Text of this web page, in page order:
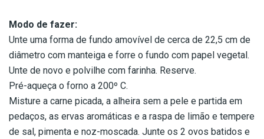
Modo de fazer:
Unte uma forma de fundo amovível de cerca de 22,5 cm de
diâmetro com manteiga e forre o fundo com papel vegetal.
Unte de novo e polvilhe com farinha. Reserve.
Pré-aqueça o forno a 200º C.
Misture a carne picada, a alheira sem a pele e partida em
pedaços, as ervas aromáticas e a raspa de limão e tempere
de sal, pimenta e noz-moscada. Junte os 2 ovos batidos e